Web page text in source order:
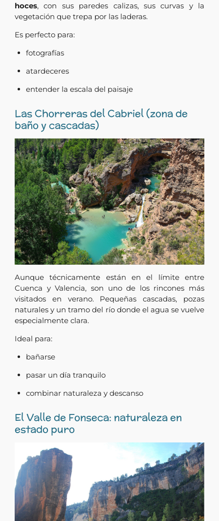
hoces, con sus paredes calizas, sus curvas y la
vegetación que trepa por las laderas.
Es perfecto para:
fotografías
atardeceres
entender la escala del paisaje
Las Chorreras del Cabriel (zona de
baño y cascadas)
Aunque técnicamente están en el límite entre
Cuenca y Valencia, son uno de los rincones más
visitados en verano. Pequeñas cascadas, pozas
naturales y un tramo del río donde el agua se vuelve
especialmente clara.
Ideal para:
bañarse
pasar un día tranquilo
combinar naturaleza y descanso
El Valle de Fonseca: naturaleza en
estado puro